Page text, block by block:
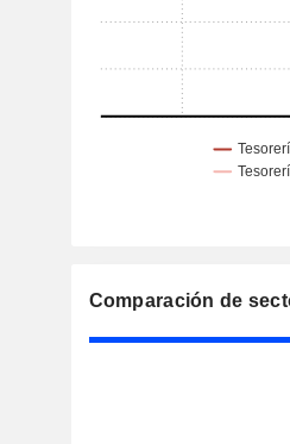
Comparación de